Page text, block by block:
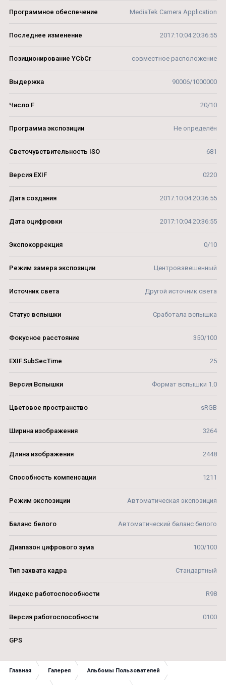
Программное обеспечение MediaTek Camera Application
Последнее изменение 2017:10:04 20:36:55
Позиционирование YCbCr совместное расположение
Выдержка 90006/1000000
Число F 20/10
Программа экспозиции Не определён
Светочувствительность ISO 681
Версия EXIF 0220
Дата создания 2017:10:04 20:36:55
Дата оцифровки 2017:10:04 20:36:55
Экспокоррекция 0/10
Режим замера экспозиции Центровзвешенный
Источник света Другой источник света
Статус вспышки Сработала вспышка
Фокусное расстояние 350/100
EXIF.SubSecTime 25
Версия Вспышки Формат вспышки 1.0
Цветовое пространство sRGB
Ширина изображения 3264
Длина изображения 2448
Способность компенсации 1211
Режим экспозиции Автоматическая экспозиция
Баланс белого Автоматический баланс белого
Диапазон цифрового зума 100/100
Тип захвата кадра Стандартный
Индекс работоспособности R98
Версия работоспособности 0100
GPS
Главная Галерея Альбомы Пользователей